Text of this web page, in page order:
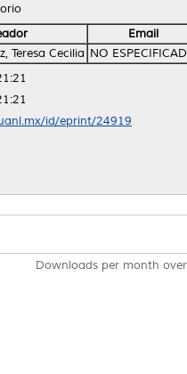
Email
Teresa Cecilia NO
id/eprint/24919
Downloads per month